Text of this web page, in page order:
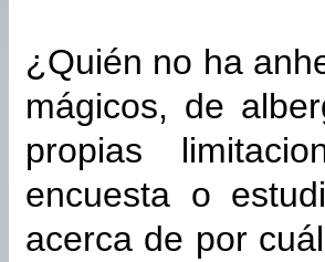
¿Quién no ha
mágicos, de
propias
encuesta o
acerca de por